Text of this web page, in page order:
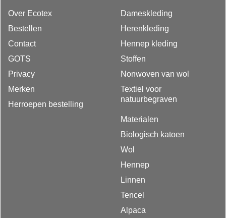
Over Ecotex
Bestellen
Contact
GOTS
Privacy
Merken
Herroepen bestelling
Dameskleding
Herenkleding
Hennep kleding
Stoffen
Nonwoven van wol
Textiel voor
natuurbegraven
Materialen
Biologisch katoen
Wol
Hennep
Linnen
Tencel
Alpaca